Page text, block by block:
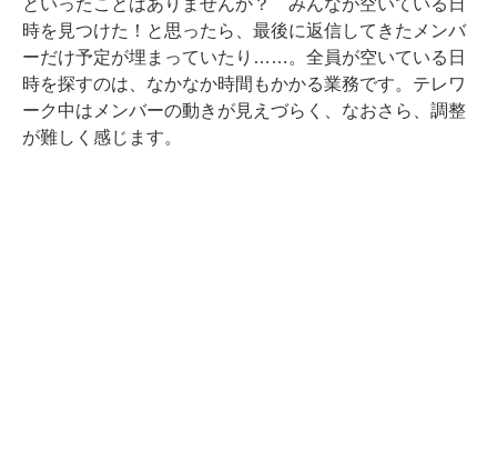
といったことはありませんか？ みんなが空いている日
時を見つけた！と思ったら、最後に返信してきたメンバ
ーだけ予定が埋まっていたり……。全員が空いている日
時を探すのは、なかなか時間もかかる業務です。テレワ
ーク中はメンバーの動きが見えづらく、なおさら、調整
が難しく感じます。